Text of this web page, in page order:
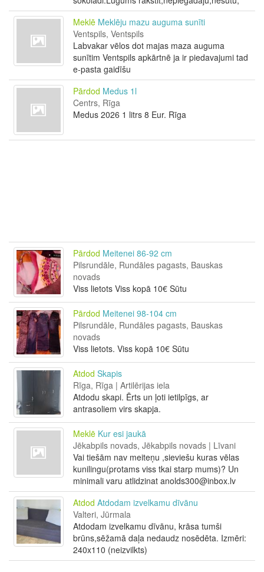
Meklē Meklēju mazu auguma sunīti
Ventspils, Ventspils
Labvakar vēlos dot majas maza auguma
sunītim Ventspils apkārtnē ja ir piedavajumi tad
e-pasta gaidīšu
Pārdod Medus 1l
Centrs, Rīga
Medus 2026 1 litrs 8 Eur. Rīga
Pārdod Meitenei 86-92 cm
Pilsrundāle, Rundāles pagasts, Bauskas
novads
Viss lietots Viss kopā 10€ Sūtu
Pārdod Meitenei 98-104 cm
Pilsrundāle, Rundāles pagasts, Bauskas
novads
Viss lietots. Viss kopā 10€ Sūtu
Atdod Skapis
Rīga, Rīga | Artilērijas iela
Atdodu skapi. Ērts un ļoti ietilpīgs, ar
antrasoliem virs skapja.
Meklē Kur esi jaukā
Jēkabpils novads, Jēkabpils novads | Līvani
Vai tiešām nav meiteņu ,sieviešu kuras vēlas
kunilingu(protams viss tkai starp mums)? Un
minimali varu atlidzinat anolds300@inbox.lv
Atdod Atdodam izvelkamu dīvānu
Valteri, Jūrmala
Atdodam izvelkamu dīvānu, krāsa tumši
brūns,sēžamā daļa nedaudz nosēdēta. Izmēri:
240x110 (neizvilkts)